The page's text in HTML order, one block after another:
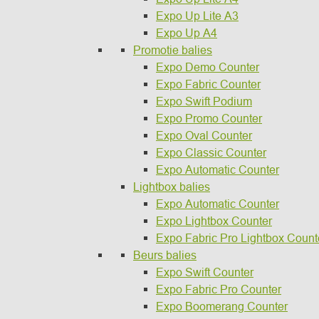
Expo Up Lite A3
Expo Up A4
Promotie balies
Expo Demo Counter
Expo Fabric Counter
Expo Swift Podium
Expo Promo Counter
Expo Oval Counter
Expo Classic Counter
Expo Automatic Counter
Lightbox balies
Expo Automatic Counter
Expo Lightbox Counter
Expo Fabric Pro Lightbox
Beurs balies
Expo Swift Counter
Expo Fabric Pro Counter
Expo Boomerang Counter